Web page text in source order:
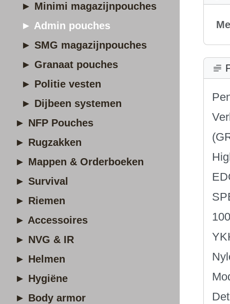
► Minimi magazijnpouches
► Admin pouches
► SMG magazijnpouches
► Granaat pouches
► Politie vesten
► Dijbeen systemen
► NFP Pouches
► Rugzakken
► Mappen & Orderboeken
► Survival
► Riemen
► Accessoires
► NVG & IR
► Helmen
► Hygiëne
► Body armor